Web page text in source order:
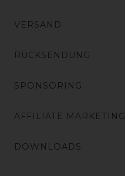
VERSAND
RÜCKSENDUNG
SPONSORING
AFFILIATE MARKETING
DOWNLOADS